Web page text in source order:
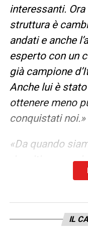
interessanti.
struttura è
andati e anche
esperto con un
già campione
Anche lui è
ottenere meno
conquistati noi.»
«Da quando
riusciti a
campionato per
finale di Coppa
che con Ranieri
IL